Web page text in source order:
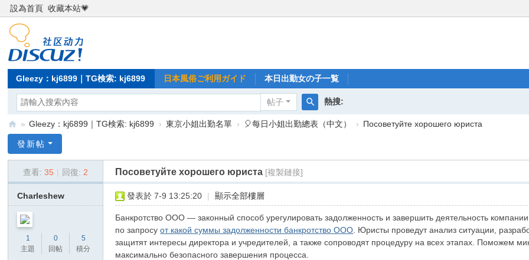
設為首頁 收藏本站💗
Gleezy：kj6899｜TG検索: kj6899 日本風俗ご利用ガイド 本日出勤女の子一覧
帖子
搜
熱搜:
ee
68
» Gleezy：kj6899｜TG検索: kj6899 › 東京小姐出勤名單 › 🎈每日小姐出勤總表（中文） › Посоветуйте хорошего юриста
發新帖
查看: 35 | 回復: 2 Посоветуйте хорошего юриста [複製鏈接]
Charleshew
1
主題
0
回帖
5
積分
發表於 7-9 13:25:20 | 顯示全部樓層
Банкротство ООО — законный способ урегулировать задолженность и завершить деятельность
по запросуот какой суммы задолженности банкротство ООО . Юристы проведут анализ ситуации,
защитят интересы директора и учредителей, а также сопроводят процедуру на всех этапах. Поможем
максимально безопасного завершения процесса.